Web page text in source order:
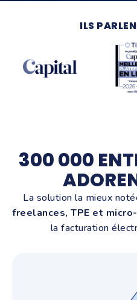
ILS
300 000
La solution la mieux
freelances, TPE et
la facturation